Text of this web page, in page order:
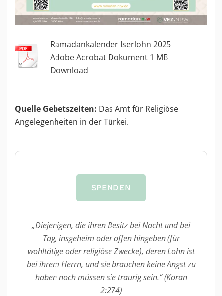
Ramadankalender Iserlohn 2025
Adobe Acrobat Dokument 1 MB
Download
Quelle Gebetszeiten: Das Amt für Religiöse
Angelegenheiten in der Türkei.
SPENDEN
„Diejenigen, die ihren Besitz bei Nacht und bei
Tag, insgeheim oder offen hingeben (für
wohltätige oder religiöse Zwecke), deren Lohn ist
bei ihrem Herrn, und sie brauchen keine Angst zu
haben noch müssen sie traurig sein.“ (Koran
2:274)